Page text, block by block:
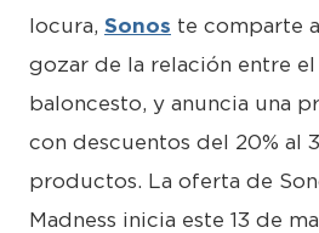
locura, Sonos te comparte
gozar de la relación entre
baloncesto, y anuncia una
con descuentos del 20% al
productos. La oferta de
Madness inicia este 13 de